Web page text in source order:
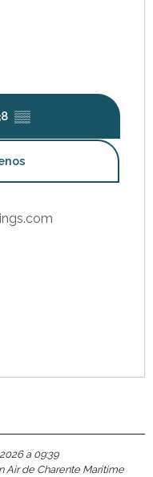
▒▒
a 09:39
Air de Charente Maritime